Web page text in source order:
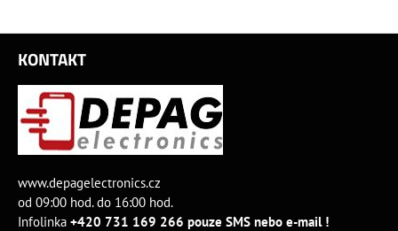
KONTAKT
www.depagelectronics.cz
od 09:00 hod. do 16:00 hod.
Infolinka +420 731 169 266 pouze SMS nebo e-mail !